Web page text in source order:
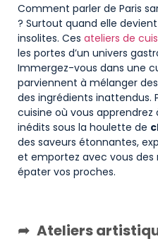
Comment parler de Paris
? Surtout quand elle
insolites. Ces ateliers de
les portes d’un univers
Immergez-vous dans une
parviennent à mélanger
des ingrédients inattendus.
cuisine où vous
inédits sous la houlette de
des saveurs étonnantes,
et emportez avec vous
épater vos proches.
Ateliers